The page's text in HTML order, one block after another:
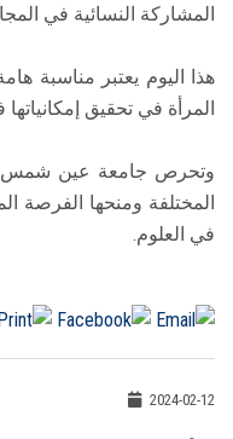
المشاركة النسائية في
هذا اليوم يعتبر مناسبة
المرأة في تحقيق
وتحرص جامعة عين شمس
المختلفة ومنحها الفرصة
في العلوم.
2024-02-12